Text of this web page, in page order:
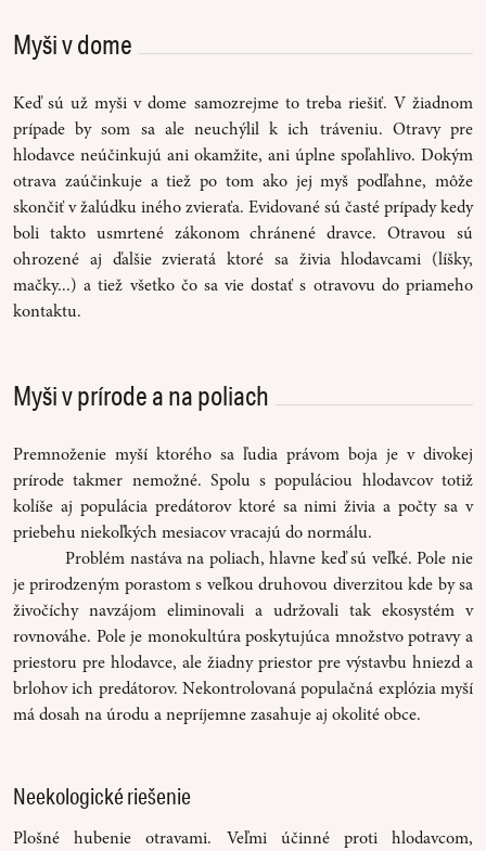
Myši v dome
Keď sú už myši v dome samozrejme to treba riešiť. V žiadnom
prípade by som sa ale neuchýlil k ich tráveniu. Otravy pre
hlodavce neúčinkujú ani okamžite, ani úplne spoľahlivo. Dokým
otrava zaúčinkuje a tiež po tom ako jej myš podľahne, môže
skončiť v žalúdku iného zvieraťa. Evidované sú časté prípady kedy
boli takto usmrtené zákonom chránené dravce. Otravou sú
ohrozené aj ďalšie zvieratá ktoré sa živia hlodavcami (líšky,
mačky...) a tiež všetko čo sa vie dostať s otravovu do priameho
kontaktu.
Myši v prírode a na poliach
Premnoženie myší ktorého sa ľudia právom boja je v divokej
prírode takmer nemožné. Spolu s populáciou hlodavcov totiž
kolíše aj populácia predátorov ktoré sa nimi živia a počty sa v
priebehu niekoľkých mesiacov vracajú do normálu.
Problém nastáva na poliach, hlavne keď sú veľké. Pole nie
je prirodzeným porastom s veľkou druhovou diverzitou kde by sa
živočíchy navzájom eliminovali a udržovali tak ekosystém v
rovnováhe. Pole je monokultúra poskytujúca množstvo potravy a
priestoru pre hlodavce, ale žiadny priestor pre výstavbu hniezd a
brlohov ich predátorov. Nekontrolovaná populačná explózia myší
má dosah na úrodu a nepríjemne zasahuje aj okolité obce.
Neekologické riešenie
Plošné hubenie otravami. Veľmi účinné proti hlodavcom,